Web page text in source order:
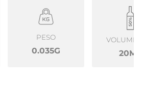
PESO
0.035G
VOLUME
20ML